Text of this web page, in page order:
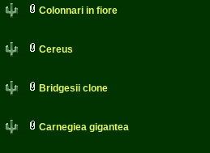
Colonnari in fiore
Cereus
Bridgesii clone
Carnegiea gigantea